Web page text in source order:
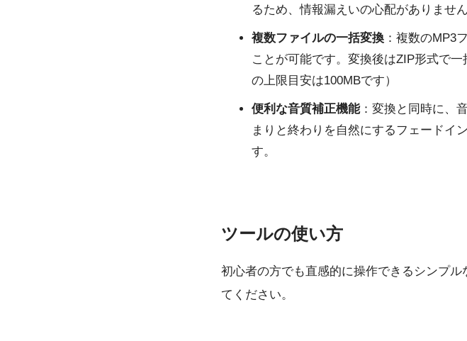
るため、情報漏えいの心配がありません
複数ファイルの一括変換：複数のMP3
ことが可能です。変換後はZIP形式で
の上限目安は100MBです）
便利な音質補正機能：変換と同時に、
まりと終わりを自然にするフェードイ
す。
ツールの使い方
初心者の方でも直感的に操作できるシンプ
てください。